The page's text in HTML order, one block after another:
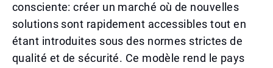
consciente: créer un marché où de nouvelles
solutions sont rapidement accessibles tout en
étant introduites sous des normes strictes de
qualité et de sécurité. Ce modèle rend le pays